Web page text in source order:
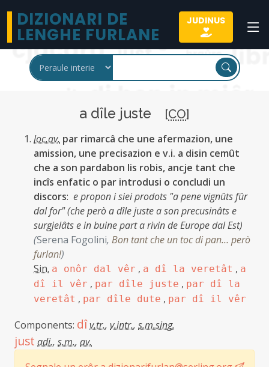
DIZIONARI DE
LENGHE FURLANE
JUDINUS
a dîle juste [CO]
loc.av. par rimarcâ che une afermazion, une
amission, une precisazion e v.i. a disin cemût
che a son pardabon lis robis, ancje tant che
incîs enfatic o par introdusi o concludi un
discors: e propon i siei prodots "a pene vignûts fûr
dal for" (che però a dîle juste a son precusinâts e
surgjelâts e in buine part a rivin de Europe dal Est)
(Serena Fogolini, Bon tant che un toc di pan… però
furlan!)
Sin. a onôr dal vêr , a dî la veretât , a
dî il vêr , par dîle juste , par dî la
veretât , par dîle dute , par dî il vêr
Components: dîv.tr., v.intr., s.m.sing.
just adi., s.m., av.